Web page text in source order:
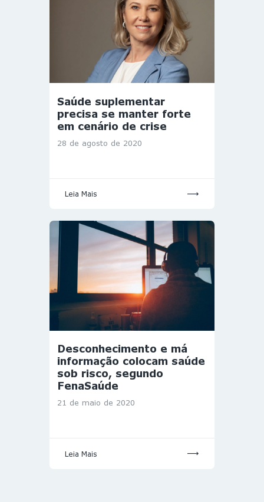
Saúde suplementar
precisa se manter forte
em cenário de crise
28 de agosto de 2020
Leia Mais
Desconhecimento e má
informação colocam saúde
sob risco, segundo
FenaSaúde
21 de maio de 2020
Leia Mais